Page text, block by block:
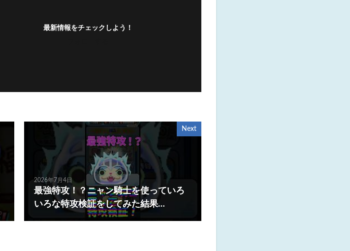
最新情報をチェックしよう！
Next
2026年7月4日
最強特攻！？ニャン騎士を使っていろ
いろな特攻検証をしてみた結果…